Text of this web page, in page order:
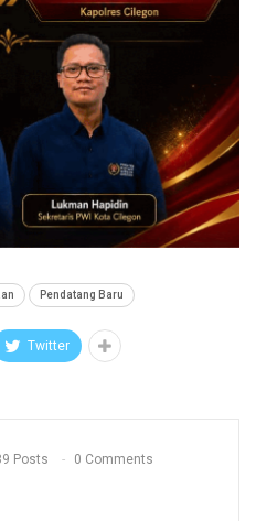
Pendatang Baru
Twitter
Posts 0 Comments